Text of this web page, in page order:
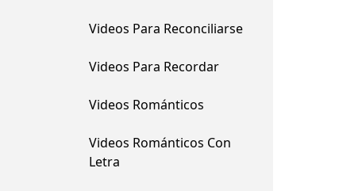
Videos Para Reconciliarse
Videos Para Recordar
Videos Románticos
Videos Románticos Con
Letra